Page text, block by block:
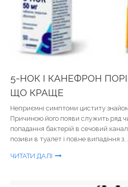
5-НОК І КАНЕФРОН
ЩО КРАЩЕ
Неприємні симптоми циститу
Причиною його появи служить ряд
попадання бактерій в сечовий канал
позиви в туалет і повне випадіння з...
ЧИТАТИ ДАЛІ